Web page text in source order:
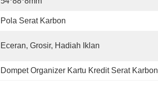
Pola Serat Karbon
Eceran, Grosir, Hadiah Iklan
Dompet Organizer Kartu Kredit Serat Karbon